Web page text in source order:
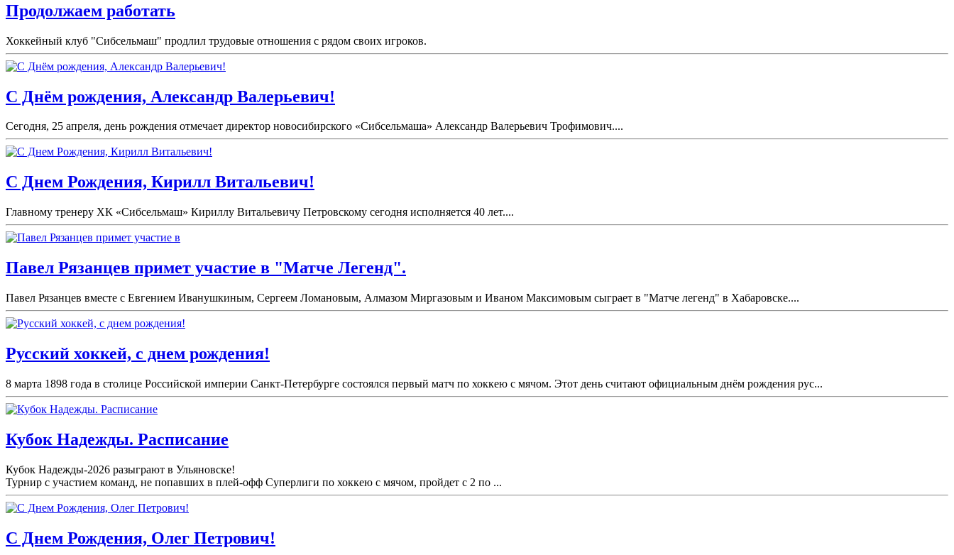
Продолжаем работать
Хоккейный клуб "Сибсельмаш" продлил трудовые отношения с рядом своих игроков.
С Днём рождения, Александр Валерьевич!
Сегодня, 25 апреля, день рождения отмечает директор новосибирского «Сибсельмаша» Александр Валерьевич Трофимович....
С Днем Рождения, Кирилл Витальевич!
Главному тренеру ХК «Сибсельмаш» Кириллу Витальевичу Петровскому сегодня исполняется 40 лет....
Павел Рязанцев примет участие в "Матче Легенд".
Павел Рязанцев вместе с Евгением Иванушкиным, Сергеем Ломановым, Алмазом Миргазовым и Иваном Максимовым сыграет в "Матче легенд" в Хабаровске....
Русский хоккей, с днем рождения!
8 марта 1898 года в столице Российской империи Санкт-Петербурге состоялся первый матч по хоккею с мячом. Этот день считают официальным днём рождения рус...
Кубок Надежды. Расписание
Кубок Надежды-2026 разыграют в Ульяновске!
Турнир с участием команд, не попавших в плей-офф Суперлиги по хоккею с мячом, пройдет с 2 по ...
С Днем Рождения, Олег Петрович!